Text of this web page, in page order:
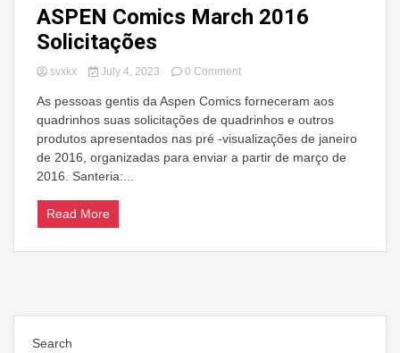
ASPEN Comics March 2016
Solicitações
svxkx July 4, 2023 0 Commenton
Comics
March
2016
Solicitações
As pessoas gentis da Aspen Comics forneceram aos
quadrinhos suas solicitações de quadrinhos e outros
produtos apresentados nas pré -visualizações de janeiro
de 2016, organizadas para enviar a partir de março de
2016. Santeria:...
Read More
Search